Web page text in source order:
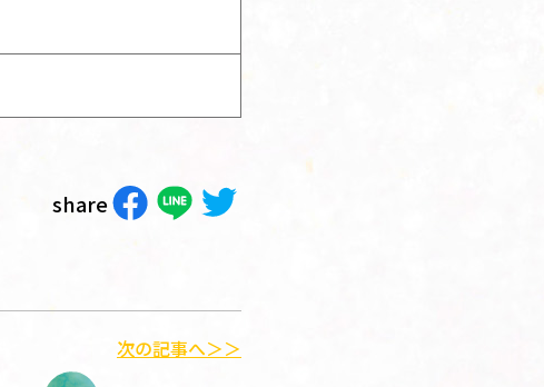
share
次の記事へ＞＞